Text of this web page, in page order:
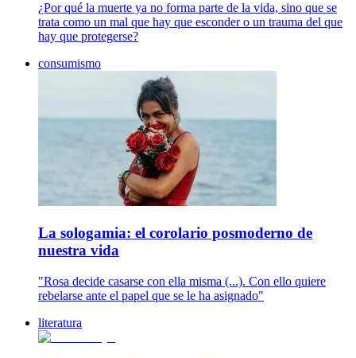
¿Por qué la muerte ya no forma parte de la vida, sino que se
trata como un mal que hay que esconder o un trauma del que
hay que protegerse?
consumismo
La sologamia: el corolario posmoderno de
nuestra vida
"Rosa decide casarse con ella misma (...). Con ello quiere
rebelarse ante el papel que se le ha asignado"
literatura